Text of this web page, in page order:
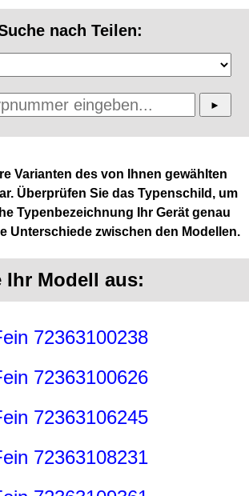
nach Teilen:
Varianten des von Ihnen gewählten
Überprüfen Sie das Typenschild, um
Typenbezeichnung Ihr Gerät genau
Unterschiede zwischen den Modellen.
Ihr Modell aus:
72363100238
72363100626
72363106245
72363108231